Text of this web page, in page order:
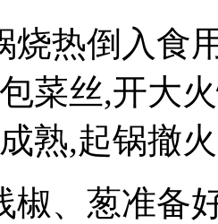
烧热倒入食
菜丝,开大
熟,起锅撤
椒、葱准备